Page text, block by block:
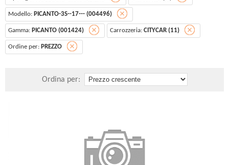
Modello: PICANTO-3S--17--- (004496)
Gamma: PICANTO (001424) Carrozzeria: CITYCAR (11)
Ordine per: PREZZO
Ordina per: